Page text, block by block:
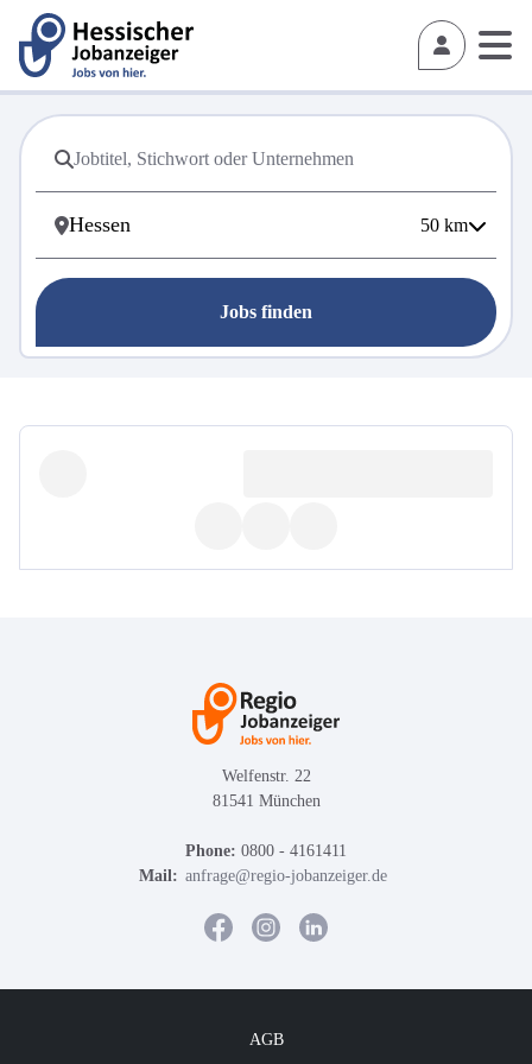
50 km
Jobs finden
Welfenstr. 22
81541 München
Phone: 0800 - 4161411
Mail: anfrage@regio-jobanzeiger.de
AGB